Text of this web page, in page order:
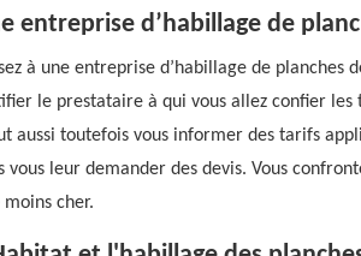
entreprise d’habillage de
à une entreprise d’habillage de
le prestataire à qui vous allez confier
aussi toutefois vous informer des tarifs
vous leur demander des devis. Vous
cher.